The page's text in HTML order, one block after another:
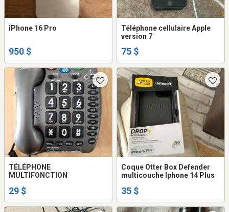
iPhone 16 Pro
950 $
Téléphone cellulaire Apple
version 7
75 $
TÉLÉPHONE
MULTIFONCTION
29 $
Coque Otter Box Defender
multicouche Iphone 14 Plus
35 $